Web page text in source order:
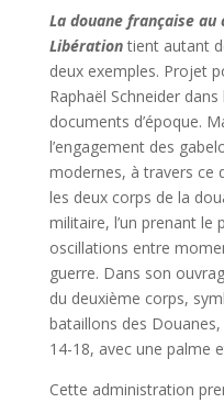
La douane française
Libérationtient autant
deux exemples. Projet
Raphaël Schneider
documents d’époque.
l’engagement des
modernes, à travers ce
les deux corps de la
militaire, l’un prenant le
oscillations entre
guerre. Dans son
du deuxième corps,
bataillons des
14-18, avec une palme
Cette administration